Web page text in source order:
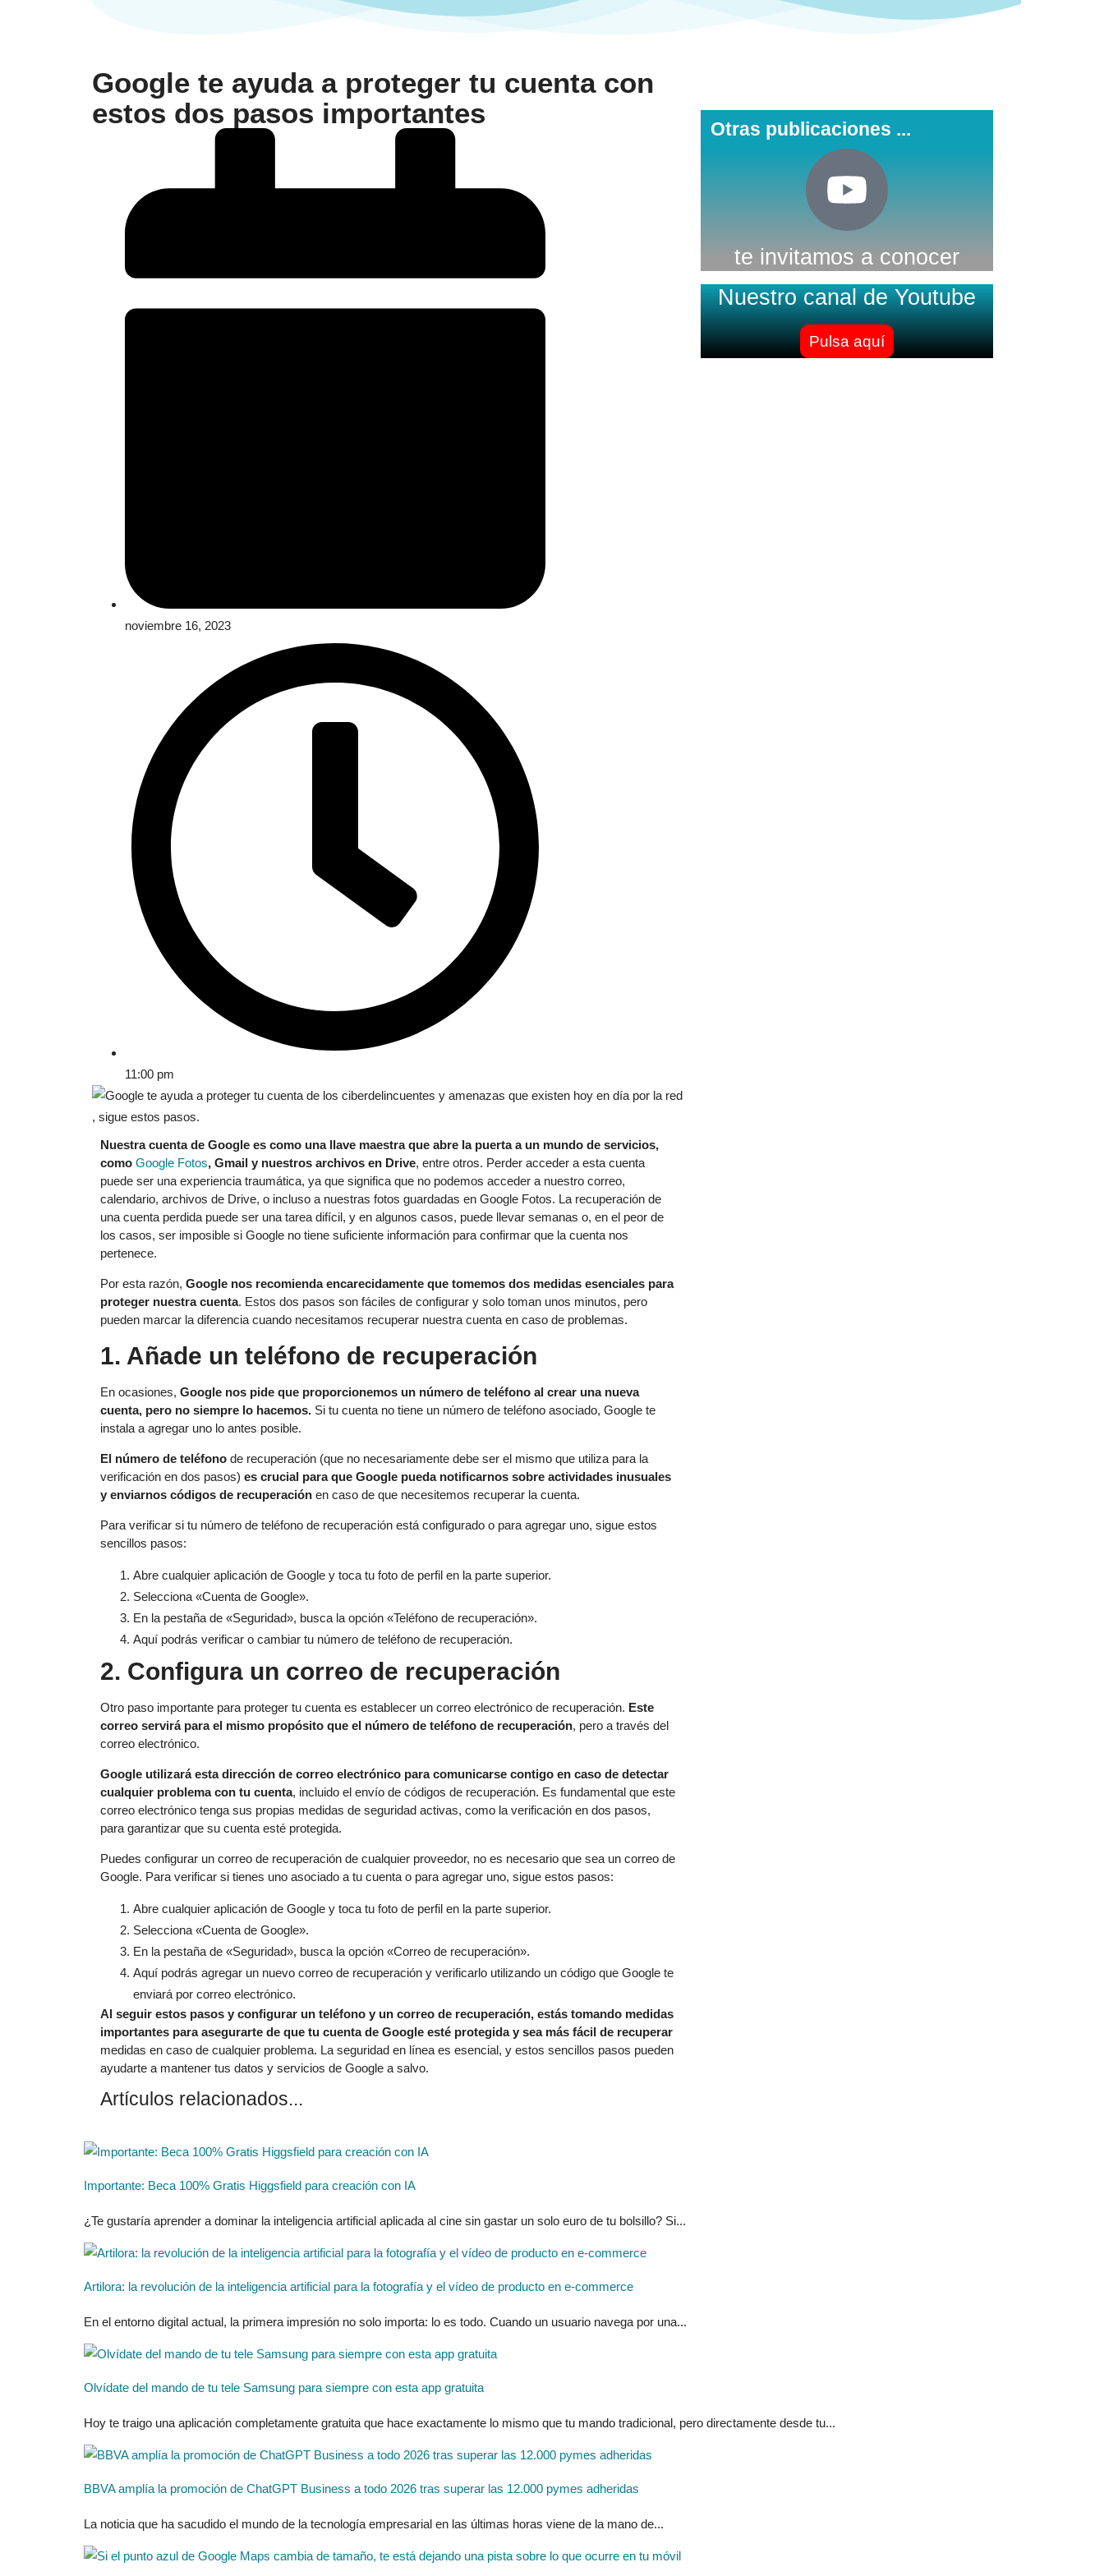
Google te ayuda a proteger tu cuenta con
estos dos pasos importantes
noviembre 16, 2023
11:00 pm
Nuestra cuenta de Google es como una llave maestra que abre la puerta a un mundo de servicios,
como Google Fotos, Gmail y nuestros archivos en Drive, entre otros. Perder acceder a esta cuenta
puede ser una experiencia traumática, ya que significa que no podemos acceder a nuestro correo,
calendario, archivos de Drive, o incluso a nuestras fotos guardadas en Google Fotos. La recuperación de
una cuenta perdida puede ser una tarea difícil, y en algunos casos, puede llevar semanas o, en el peor de
los casos, ser imposible si Google no tiene suficiente información para confirmar que la cuenta nos
pertenece.
Por esta razón, Google nos recomienda encarecidamente que tomemos dos medidas esenciales para
proteger nuestra cuenta. Estos dos pasos son fáciles de configurar y solo toman unos minutos, pero
pueden marcar la diferencia cuando necesitamos recuperar nuestra cuenta en caso de problemas.
1. Añade un teléfono de recuperación
En ocasiones, Google nos pide que proporcionemos un número de teléfono al crear una nueva
cuenta, pero no siempre lo hacemos. Si tu cuenta no tiene un número de teléfono asociado, Google te
instala a agregar uno lo antes posible.
El número de teléfono de recuperación (que no necesariamente debe ser el mismo que utiliza para la
verificación en dos pasos) es crucial para que Google pueda notificarnos sobre actividades inusuales
y enviarnos códigos de recuperación en caso de que necesitemos recuperar la cuenta.
Para verificar si tu número de teléfono de recuperación está configurado o para agregar uno, sigue estos
sencillos pasos:
Abre cualquier aplicación de Google y toca tu foto de perfil en la parte superior.
Selecciona «Cuenta de Google».
En la pestaña de «Seguridad», busca la opción «Teléfono de recuperación».
Aquí podrás verificar o cambiar tu número de teléfono de recuperación.
2. Configura un correo de recuperación
Otro paso importante para proteger tu cuenta es establecer un correo electrónico de recuperación. Este
correo servirá para el mismo propósito que el número de teléfono de recuperación, pero a través del
correo electrónico.
Google utilizará esta dirección de correo electrónico para comunicarse contigo en caso de detectar
cualquier problema con tu cuenta, incluido el envío de códigos de recuperación. Es fundamental que este
correo electrónico tenga sus propias medidas de seguridad activas, como la verificación en dos pasos,
para garantizar que su cuenta esté protegida.
Puedes configurar un correo de recuperación de cualquier proveedor, no es necesario que sea un correo de
Google. Para verificar si tienes uno asociado a tu cuenta o para agregar uno, sigue estos pasos:
Abre cualquier aplicación de Google y toca tu foto de perfil en la parte superior.
Selecciona «Cuenta de Google».
En la pestaña de «Seguridad», busca la opción «Correo de recuperación».
Aquí podrás agregar un nuevo correo de recuperación y verificarlo utilizando un código que Google te
enviará por correo electrónico.
Al seguir estos pasos y configurar un teléfono y un correo de recuperación, estás tomando medidas
importantes para asegurarte de que tu cuenta de Google esté protegida y sea más fácil de recuperar
medidas en caso de cualquier problema. La seguridad en línea es esencial, y estos sencillos pasos pueden
ayudarte a mantener tus datos y servicios de Google a salvo.
Artículos relacionados...
Otras publicaciones ...
te invitamos a conocer
Nuestro canal de Youtube
Pulsa aquí
Importante: Beca 100% Gratis Higgsfield para creación con IA
¿Te gustaría aprender a dominar la inteligencia artificial aplicada al cine sin gastar un solo euro de tu bolsillo? Si...
Artilora: la revolución de la inteligencia artificial para la fotografía y el vídeo de producto en e-commerce
En el entorno digital actual, la primera impresión no solo importa: lo es todo. Cuando un usuario navega por una...
Olvídate del mando de tu tele Samsung para siempre con esta app gratuita
Hoy te traigo una aplicación completamente gratuita que hace exactamente lo mismo que tu mando tradicional, pero directamente desde tu...
BBVA amplía la promoción de ChatGPT Business a todo 2026 tras superar las 12.000 pymes adheridas
La noticia que ha sacudido el mundo de la tecnología empresarial en las últimas horas viene de la mano de...